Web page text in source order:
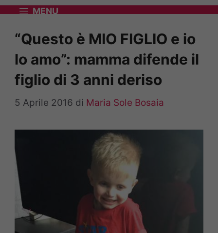
MENU
“Questo è MIO FIGLIO e io
lo amo”: mamma difende il
figlio di 3 anni deriso
5 Aprile 2016 di Maria Sole Bosaia